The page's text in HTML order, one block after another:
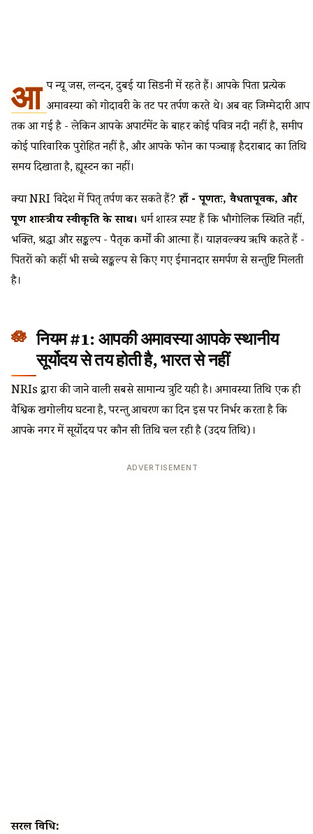
आ प न्यू जर्सी, लन्दन, दुबई या सिडनी में रहते हैं। आपके पिता प्रत्येक
अमावस्या को गोदावरी के तट पर तर्पण करते थे। अब वह जिम्मेदारी आप
तक आ गई है - लेकिन आपके अपार्टमेंट के बाहर कोई पवित्र नदी नहीं है, समीप
कोई पारिवारिक पुरोहित नहीं है, और आपके फोन का पञ्चाङ्ग हैदराबाद का तिथि
समय दिखाता है, ह्यूस्टन का नहीं।
क्या NRI विदेश में पितृ तर्पण कर सकते हैं?हाँ - पूर्णतः, वैधतापूर्वक, और
पूर्ण शास्त्रीय स्वीकृति के साथ। धर्म शास्त्र स्पष्ट हैं कि भौगोलिक स्थिति नहीं,
भक्ति, श्रद्धा और सङ्कल्प - पैतृक कर्मों की आत्मा हैं। याज्ञवल्क्य ऋषि कहते हैं -
पितरों को कहीं भी सच्चे सङ्कल्प से किए गए ईमानदार समर्पण से सन्तुष्टि मिलती
है।
नियम #1: आपकी अमावस्या आपके स्थानीय
सूर्योदय से तय होती है, भारत से नहीं
NRIs द्वारा की जाने वाली सबसे सामान्य त्रुटि यही है। अमावस्या तिथि एक ही
वैश्विक खगोलीय घटना है, परन्तु आचरण का दिन इस पर निर्भर करता है कि
आपके नगर में सूर्योदय पर कौन सी तिथि चल रही है (उदय तिथि)।
ADVERTISEMENT
सरल विधि: